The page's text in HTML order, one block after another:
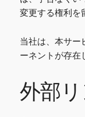
変更する権利を
当社は、本サー
ーネントが存在
外部